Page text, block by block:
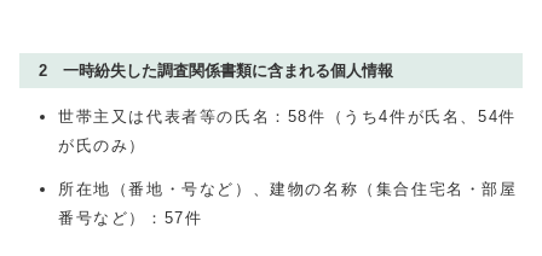
2 一時紛失した調査関係書類に含まれる個人情報
世帯主又は代表者等の氏名：58件（うち4件が氏名、54件
が氏のみ）
所在地（番地・号など）、建物の名称（集合住宅名・部屋
番号など）：57件